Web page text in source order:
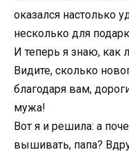
оказался настолько
несколько для
И теперь я знаю, как
Видите, сколько
благодаря вам,
мужа!
Вот я и решила: а
вышивать, папа?